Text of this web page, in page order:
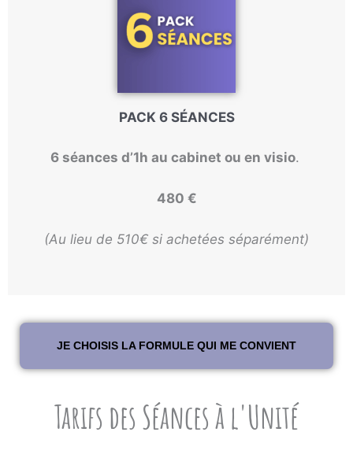
PACK 6 SÉANCES
6 séances d’1h au cabinet ou en visio.
480 €
(Au lieu de 510€ si achetées séparément)
JE CHOISIS LA FORMULE QUI ME CONVIENT
Tarifs des Séances à l'Unité